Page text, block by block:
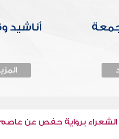
أناشيد
الشعراء برواية حفص عن